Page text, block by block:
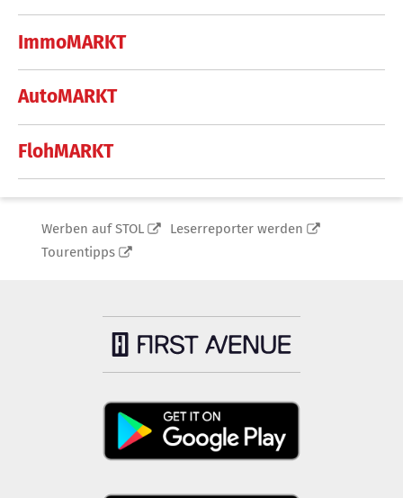
ImmoMARKT
AutoMARKT
FlohMARKT
Werben auf STOL
Leserreporter werden
Tourentipps